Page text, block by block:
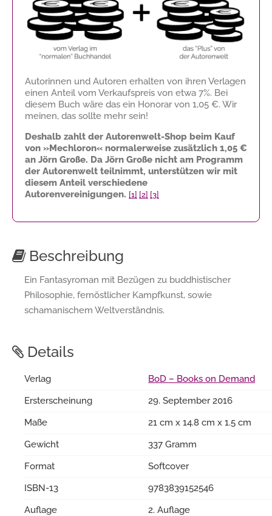
Autorinnen und Autoren erhalten von ihren Verlagen
einen Anteil vom Verkaufspreis von etwa 7%. Bei
diesem Buch wäre das ein Honorar von 1,05 €. Wir
meinen, das sollte mehr sein!
Deshalb zahlt der Autorenwelt-Shop beim Kauf
von »Mechloron« normalerweise zusätzlich 1,05 €
an Jörn Große. Da Jörn Große nicht am Programm
der Autorenwelt teilnimmt, unterstützen wir mit
diesem Anteil verschiedene
Autorenvereinigungen. [1] [2] [3]
Beschreibung
Ein Fantasyroman mit Bezügen zu buddhistischer
Philosophie, fernöstlicher Kampfkunst, sowie
schamanischem Weltverständnis.
Details
Verlag
BoD – Books on Demand
Ersterscheinung
29. September 2016
Maße
21 cm x 14.8 cm x 1.5 cm
Gewicht
337 Gramm
Format
Softcover
ISBN-13
9783839152546
Auflage
2. Auflage